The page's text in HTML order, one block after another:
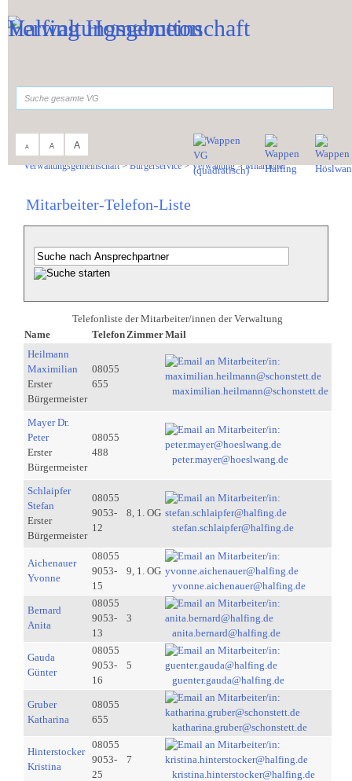
A A A
Verwaltungsgemeinschaft>Bürgerservice>Verwaltung>Mitarbeiter
Mitarbeiter-Telefon-Liste
Telefonliste der Mitarbeiter/innen der Verwaltung
Name
Telefon ZimmerMail
Heilmann
Maximilian
Erster
Bürgermeister
08055
655
maximilian.heilmann@schonstett.de
Mayer Dr.
Peter
Erster
Bürgermeister
08055
488
peter.mayer@hoeslwang.de
Schlaipfer
Stefan
Erster
Bürgermeister
08055
9053-
12
8, 1. OG
stefan.schlaipfer@halfing.de
Aichenauer
Yvonne
08055
9053-
15
9, 1. OG
yvonne.aichenauer@halfing.de
Bernard
Anita
08055
9053-
13
3
anita.bernard@halfing.de
Gauda
Günter
08055
9053-
16
5
guenter.gauda@halfing.de
Gruber
Katharina
08055
655
katharina.gruber@schonstett.de
Hinterstocker
Kristina
08055
9053-
25
7
kristina.hinterstocker@halfing.de